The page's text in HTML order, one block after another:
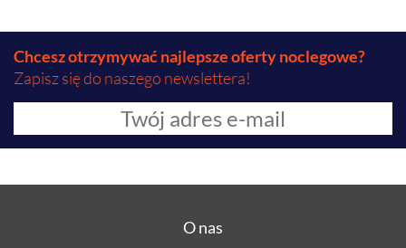
Chcesz otrzymywać najlepsze oferty noclegowe?
Zapisz się do naszego newslettera!
O nas